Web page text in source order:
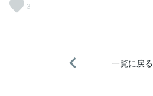
3
一覧に戻る